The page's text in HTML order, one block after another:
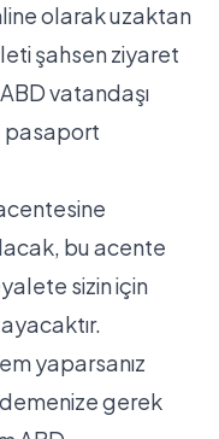
olarak uzaktan
şahsen ziyaret
vatandaşı
pasaport
bu acente
sizin için
yaparsanız
gerek